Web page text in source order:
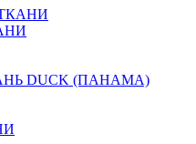
DUCK (ПАНАМА)